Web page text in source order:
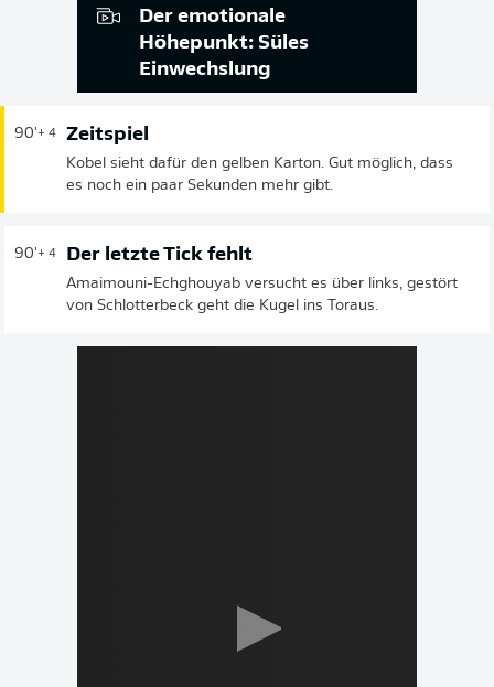
Der emotionale
Höhepunkt: Süles
Einwechslung
90'+ 4 Zeitspiel
Kobel sieht dafür den gelben Karton. Gut möglich, dass
es noch ein paar Sekunden mehr gibt.
90'+ 4 Der letzte Tick fehlt
Amaimouni-Echghouyab versucht es über links, gestört
von Schlotterbeck geht die Kugel ins Toraus.